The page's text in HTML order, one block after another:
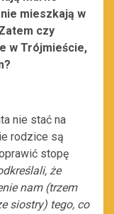
mieszkają w
czy
w Trójmieście,
nie stać na
rodzice są
stopę
że
nam (trzem
siostry) tego, co